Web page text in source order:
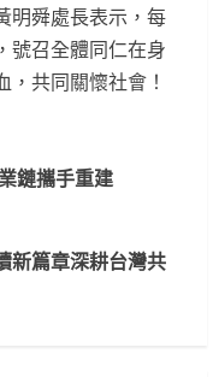
明舜處長表示，每
號召全體同仁在身
共同關懷社會！
鏈攜手重建
新篇章深耕台灣共